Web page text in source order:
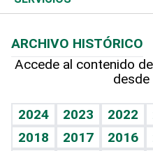
Hablando con el pediatra
Vida y familia
Eñe
Línea de hit
TBT Deportivo
Lecturas
Hecho en casa
Guía del dinero
Cumpleaños
Horóscopos
Juegos
ARCHIVO HISTÓRICO
Accede al contenido
desde
2024 2023 2022
2018
2017 2016